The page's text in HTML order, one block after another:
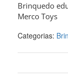
Brinquedo
Merco Toys
Categorias: